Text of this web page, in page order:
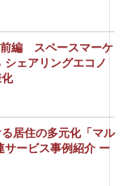
編 スペースマーケ
シェアリングエコノ
る居住の多元化「マル
サービス事例紹介 ー